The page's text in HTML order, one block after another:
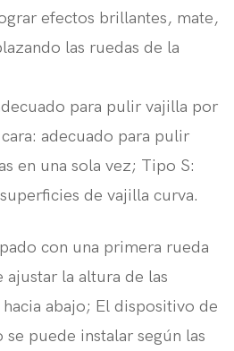
efectos brillantes, mate,
las ruedas de la
para pulir vajilla por
adecuado para pulir
en una sola vez; Tipo S:
de vajilla curva.
con una primera rueda
la altura de las
abajo; El dispositivo de
puede instalar según las